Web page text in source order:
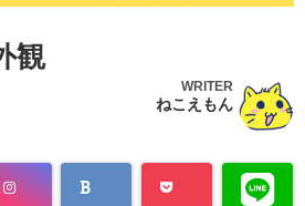
観
WRITER
ねこえもん